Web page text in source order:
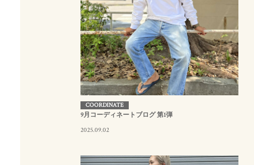
COORDINATE
9月コーディネートブログ 第1弾
2025.09.02